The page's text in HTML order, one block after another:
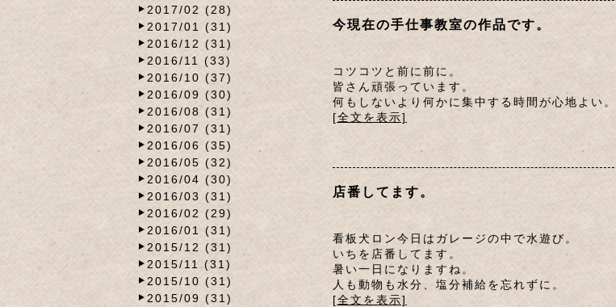
今現在の手仕事教室の作品です。
コツコツと前に前に。
皆さん頑張っています。
何もしないより何かに集中する時間が心地よい。
[全文を表示]
店番してます。
看板犬ロン今日はガレージの中で水遊び。
いちを店番してます。
暑い一日になりますね。
人も動物も水分、塩分補給を忘れずに。
[全文を表示]
2017/02 (28)
2017/01 (31)
2016/12 (31)
2016/11 (33)
2016/10 (37)
2016/09 (30)
2016/08 (31)
2016/07 (31)
2016/06 (35)
2016/05 (32)
2016/04 (30)
2016/03 (31)
2016/02 (29)
2016/01 (31)
2015/12 (31)
2015/11 (31)
2015/10 (31)
2015/09 (31)